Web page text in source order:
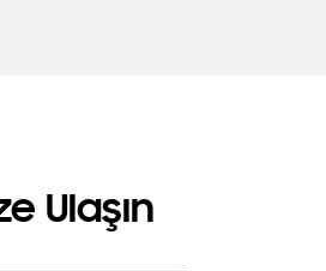
Ulaşın